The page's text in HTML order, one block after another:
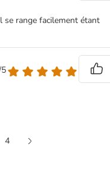
se range facilement étant
4